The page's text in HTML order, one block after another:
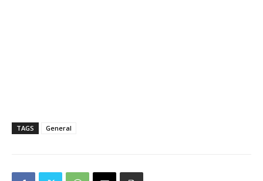
TAGS General